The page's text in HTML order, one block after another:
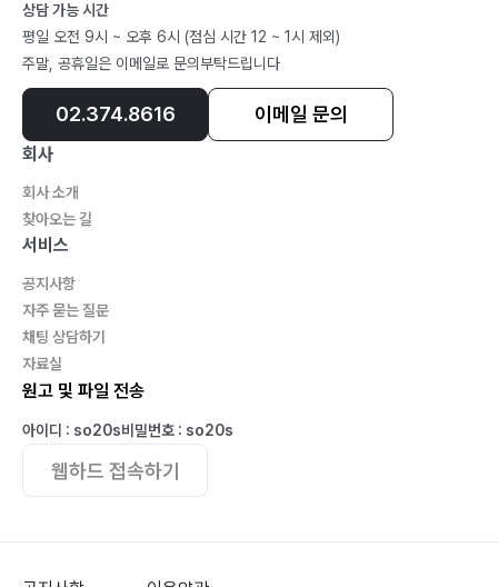
상담 가능 시간
평일 오전 9시 ~ 오후 6시 (점심 시간 12 ~ 1시 제외)
주말, 공휴일은 이메일로 문의부탁드립니다
02.374.8616 이메일 문의
회사
회사 소개
찾아오는 길
서비스
공지사항
자주 묻는 질문
채팅 상담하기
자료실
원고 및 파일 전송
아이디 : so20s비밀번호 : so20s
웹하드 접속하기